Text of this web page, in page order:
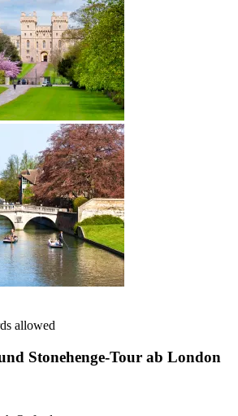
allowed
Stonehenge-Tour ab London